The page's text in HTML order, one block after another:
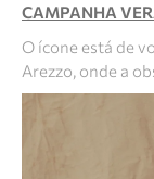
CAMPANHA
O ícone está de
Arezzo, onde a